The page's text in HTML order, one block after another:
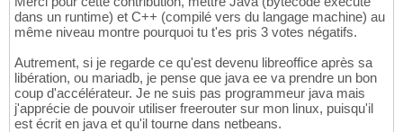
dans un runtime) et C++ (compilé vers du langage machine) au
même niveau montre pourquoi tu t'es pris 3 votes négatifs.
Autrement, si je regarde ce qu'est devenu libreoffice après sa
libération, ou mariadb, je pense que java ee va prendre un bon
coup d'accélérateur. Je ne suis pas programmeur java mais
j'apprécie de pouvoir utiliser freerouter sur mon linux, puisqu'il
est écrit en java et qu'il tourne dans netbeans.